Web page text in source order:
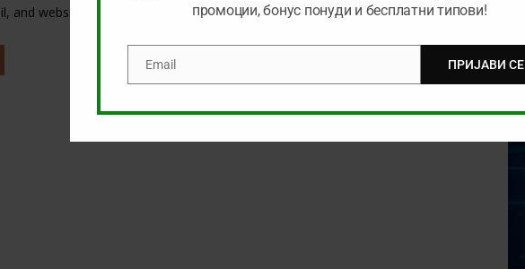
and website in this browser for the next time I comment.
промоции, бонус понуди и бесплатни типови!
EmailEmail ПРИЈАВИ СЕ